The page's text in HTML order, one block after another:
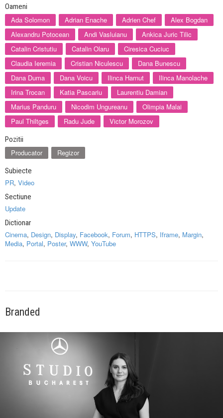
Oameni
Ada Solomon Adrian Enache Adrien Chef
Alex Bogdan
Alexandru Potocean
Andi Vasluianu
Ankica Juric Tilic
Catalin Cristutiu
Catalin Olaru
Ciresica Cuciuc
Claudia Ieremia
Cristian Niculescu
Dana Bunescu
Dana Duma
Dana Voicu Ilinca Harnut
Ilinca Manolache
Irina Trocan
Katia Pascariu
Laurentiu Damian
Marius Panduru
Nicodim Ungureanu
Olimpia Malai
Paul Thiltges
Radu Jude Victor Morozov
Pozitii
Producator Regizor
Subiecte
PR, Video
Sectiune
Update
Dictionar
Cinema, Design, Display, Facebook, Forum, HTTPS, Iframe, Margin,
Media, Portal, Poster, WWW, YouTube
Branded